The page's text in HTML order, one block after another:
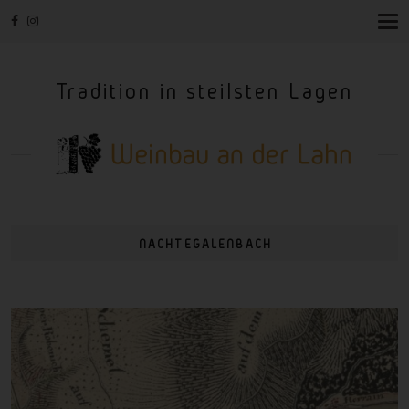
T
Tradition in steilsten Lagen
NACHTEGALENBACH